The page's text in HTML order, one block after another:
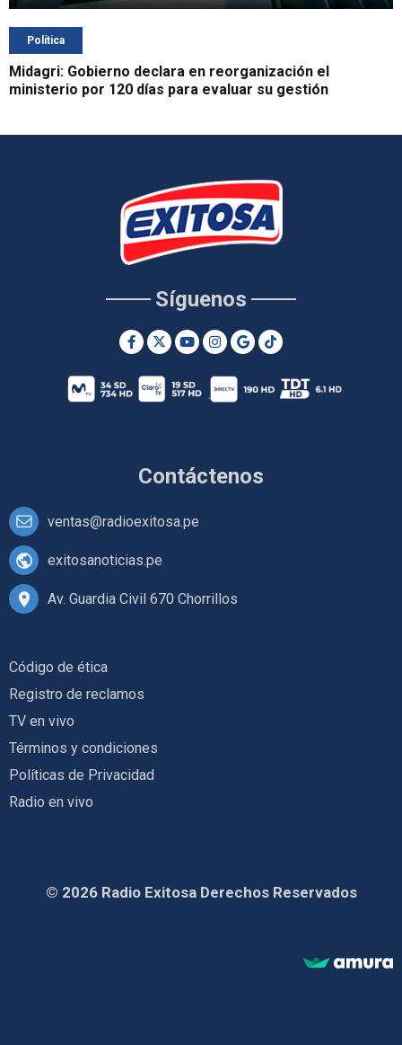
Política
Midagri: Gobierno declara en reorganización el
ministerio por 120 días para evaluar su gestión
Contáctenos
ventas@radioexitosa.pe
exitosanoticias.pe
Av. Guardia Civil 670 Chorrillos
Síguenos
Código de ética
Registro de reclamos
TV en vivo
Términos y condiciones
Políticas de Privacidad
Radio en vivo
© 2026 Radio Exitosa Derechos Reservados